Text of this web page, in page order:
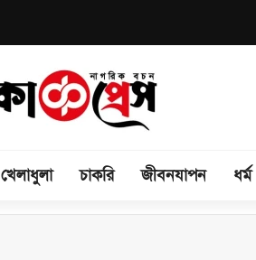
খেলাধুলা চাকরি জীবনযাপন ধর্ম